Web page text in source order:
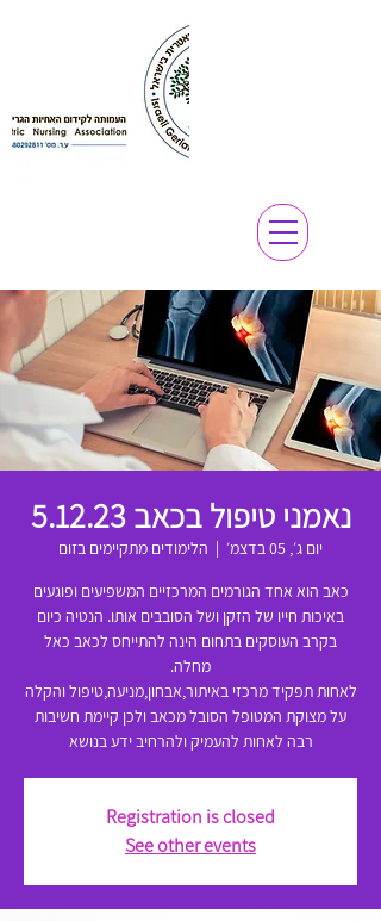
נאמני טיפול בכאב 5.12.23
יום ג׳, 05 בדצמ׳
  |
הלימודים מתקיימים בזום
כאב הוא אחד הגורמים המרכזיים המשפיעים ופוגעים
באיכות חייו של הזקן ושל הסובבים אותו. הנטיה כיום
בקרב העוסקים בתחום הינה להתייחס לכאב כאל
לאחות תפקיד מרכזי באיתור,אבחון,מניעה,טיפול והקלה
על מצוקת המטופל הסובל מכאב ולכן קיימת חשיבות
רבה לאחות להעמיק ולהרחיב ידע בנושא
Registration is closed
See other events